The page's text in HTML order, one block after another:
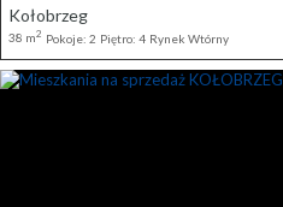
Kołobrzeg
38 m2 Pokoje: 2 Piętro: 4 Rynek Wtórny